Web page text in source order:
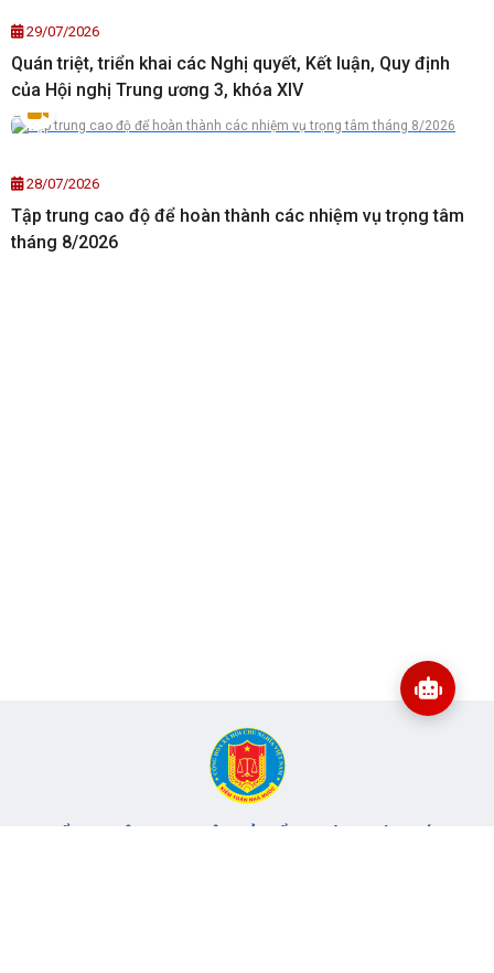
29/07/2026
Quán triệt, triển khai các Nghị quyết, Kết luận, Quy định
của Hội nghị Trung ương 3, khóa XIV
28/07/2026
Tập trung cao độ để hoàn thành các nhiệm vụ trọng tâm
tháng 8/2026